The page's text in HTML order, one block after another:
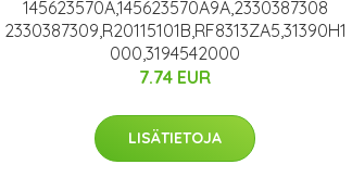
145623570A,145623570A9A,2330387308
2330387309,R20115101B,RF8313ZA5,31390H1
000,3194542000
7.74 EUR
LISÄTIETOJA